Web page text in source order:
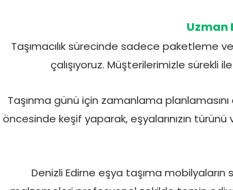
Uzman
Taşımacılık sürecinde sadece paketleme
çalışıyoruz. Müşterilerimizle sürekli
Taşınma günü için zamanlama
öncesinde keşif yaparak, eşyalarınızın
Denizli Edirne eşya taşıma